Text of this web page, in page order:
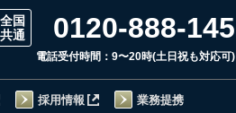
0120-888-145
電話受付時間：9〜20時(土日祝も対応可)
採用情報 業務提携